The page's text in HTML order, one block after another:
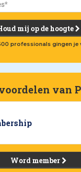
mij op de hoogte
professionals gingen je
van
Word member